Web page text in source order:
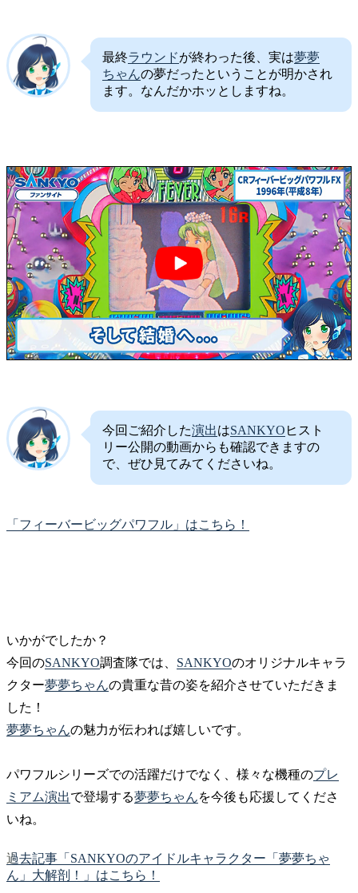
最終ラウンドが終わった後、実は夢夢
ちゃんの夢だったということが明かされ
ます。なんだかホッとしますね。
今回ご紹介した演出はSANKYO ヒスト
リー公開の動画からも確認できますの
で、ぜひ見てみてくださいね。
「フィーバービッグパワフル」はこちら！
いかがでしたか？
今回のSANKYO調査隊では、 SANKYOのオリジナルキャラ
クター夢夢ちゃんの貴重な昔の姿を紹介させていただきま
した！
夢夢ちゃんの魅力が伝われば嬉しいです。
パワフルシリーズでの活躍だけでなく、様々な機種のプレ
ミアム演出で登場する夢夢ちゃんを今後も応援してくださ
いね。
過去記事「SANKYOのアイドルキャラクター「夢夢ちゃ
ん」大解剖！」はこちら！